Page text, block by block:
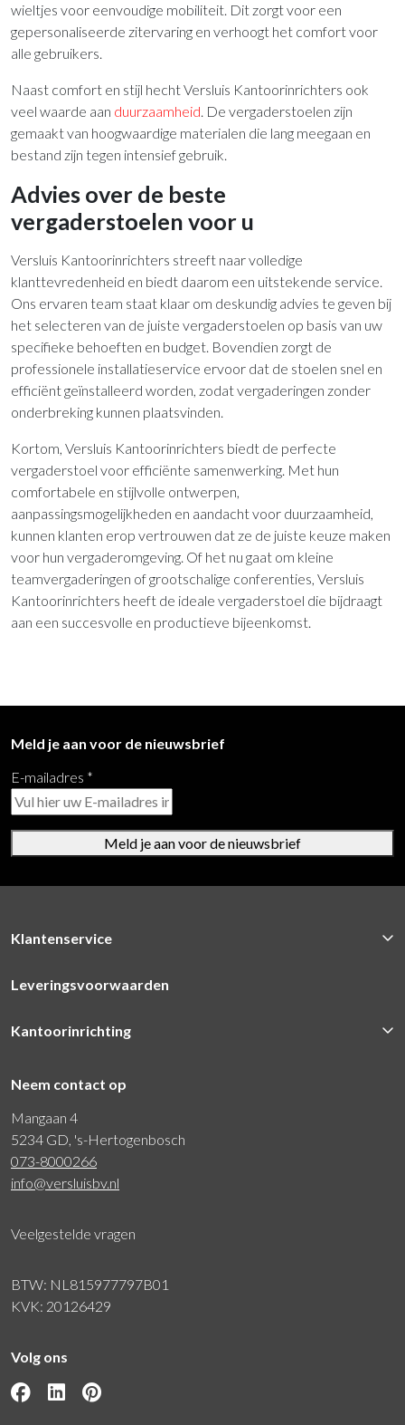
wieltjes voor eenvoudige mobiliteit. Dit zorgt voor een
gepersonaliseerde zitervaring en verhoogt het comfort voor
alle gebruikers.
Naast comfort en stijl hecht Versluis Kantoorinrichters ook
veel waarde aan duurzaamheid. De vergaderstoelen zijn
gemaakt van hoogwaardige materialen die lang meegaan en
bestand zijn tegen intensief gebruik.
Advies over de beste
vergaderstoelen voor u
Versluis Kantoorinrichters streeft naar volledige
klanttevredenheid en biedt daarom een uitstekende service.
Ons ervaren team staat klaar om deskundig advies te geven bij
het selecteren van de juiste vergaderstoelen op basis van uw
specifieke behoeften en budget. Bovendien zorgt de
professionele installatieservice ervoor dat de stoelen snel en
efficiënt geïnstalleerd worden, zodat vergaderingen zonder
onderbreking kunnen plaatsvinden.
Kortom, Versluis Kantoorinrichters biedt de perfecte
vergaderstoel voor efficiënte samenwerking. Met hun
comfortabele en stijlvolle ontwerpen,
aanpassingsmogelijkheden en aandacht voor duurzaamheid,
kunnen klanten erop vertrouwen dat ze de juiste keuze maken
voor hun vergaderomgeving. Of het nu gaat om kleine
teamvergaderingen of grootschalige conferenties, Versluis
Kantoorinrichters heeft de ideale vergaderstoel die bijdraagt
aan een succesvolle en productieve bijeenkomst.
Meld je aan voor de nieuwsbrief
E-mailadres *
Meld je aan voor de nieuwsbrief
Klantenservice
Leveringsvoorwaarden
Kantoorinrichting
Neem contact op
Mangaan 4
5234 GD, 's-Hertogenbosch
073-8000266
info@versluisbv.nl
Veelgestelde vragen
BTW: NL815977797B01
KVK: 20126429
Volg ons